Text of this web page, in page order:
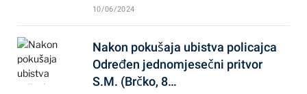
10/06/2024
Nakon pokušaja ubistva policajca
Određen jednomjesečni pritvor
S.M. (Brčko, 8…